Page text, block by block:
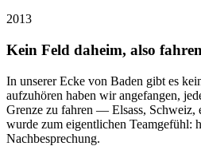
2013
Kein Feld daheim, also
In unserer Ecke von Baden gibt es
aufzuhören haben wir angefangen,
Grenze zu fahren — Elsass, Schweiz,
wurde zum eigentlichen Teamgefühl:
Nachbesprechung.